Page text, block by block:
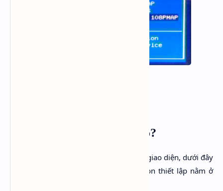
Cách tùy chỉnh như thế nào?
Mỗi dòng máy có hơi khác một chút về giao diện, dưới đây
là demo một số đại diện (lưu ý tùy chọn thiết lập nằm ở